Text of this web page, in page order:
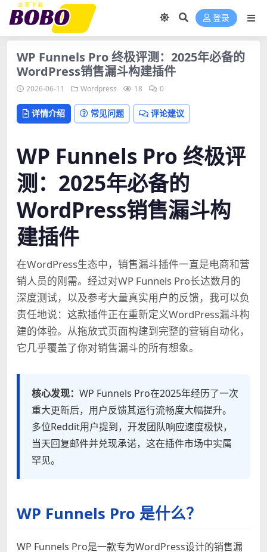
登录
WP Funnels Pro 终极评测：2025年必备的
WordPress销售漏斗构建插件
2026-06-11 Wordpress 18 0
详情介绍 常见问题 评论建议
WP Funnels Pro 终极评
测：2025年必备的
WordPress销售漏斗构
建插件
在WordPress生态中，销售漏斗插件一直是电商和营
销人员的刚需。经过对WP Funnels Pro长达数月的
深度测试，以及参考大量真实用户的反馈，我可以负
责任地说：这款插件正在重新定义WordPress漏斗构
建的体验。从拖放式页面构建到完整的营销自动化，
它几乎覆盖了你对销售漏斗的所有想象。
核心发现： WP Funnels Pro在2025年经历了一次
重大更新后，用户反馈其运行流畅度大幅提升。
多位Reddit用户提到，开发团队响应速度极快，
当天回复邮件并兑现承诺，这在插件市场中实属
罕见。
WP Funnels Pro 是什么？
WP Funnels Pro是一款专为WordPress设计的销售漏